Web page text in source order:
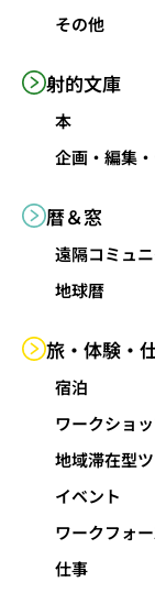
その他
射的文庫
本
企画・編集
暦＆窓
遠隔コミュ
地球暦
旅・体験・
宿泊
ワークショ
地域滞在型
イベント
ワークフォ
仕事